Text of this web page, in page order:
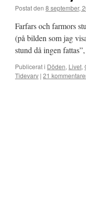
Postat den 8 september,
Farfars och farmors
(på bilden som jag
stund då ingen
Publicerat i Döden, Livet,
Tidevarv | 21